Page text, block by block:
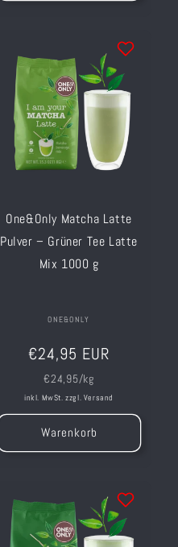
One&Only Matcha Latte
Pulver – Grüner Tee Latte
Mix 1000 g
ONE&ONLY
Normaler
Preis
€24,95 EUR
Grundpreis
€24,95/kg
inkl. MwSt. zzgl. Versand
Warenkorb